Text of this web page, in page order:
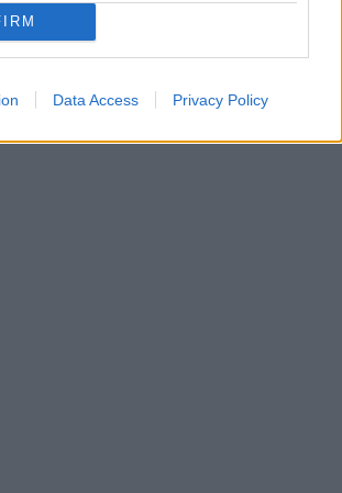
Data Access Privacy Policy